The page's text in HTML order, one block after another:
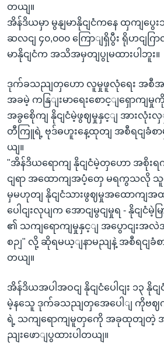
တယျ။
အိန်ဒိယမှာ မွနျမာနိုငျငံကနေ ထှကျပွေး
ဆလငျ ၄၀,၀၀၀ ကြောျရှိပွီး ရိုဟငျဂ
မာနိုငျငံက အသိအမှတျပွုမထားပါဘူး။
ဒုက်ခသညျတှဟော လူမှုဖူလုံရေး အစီအ
အခမဲ့ ကနြျးမာရေးစောင့ျရှောကျ
အခွစေိုကျ နိုငျငံမဲ့ဖွဈမှုနှင့ျ အားလုံးလှှ
တီကြူရဲ့ ဗုဒ်ဓဟူးနေ့ထုတျ အစီရငျခံစာ
ယျ။
"အိန်ဒိယရောကျ နိုငျငံမဲ့တှဟော အစိုးရ
ငျရာ အထောကျအပံ့တှေ မရကွသလို သူတို့
မှမဟုတျ နိုငျငံသားဖွဈမှုအထောကျအ
ပေါငျးလုပျက အောငျမွငျမှုရ - နိုငျငံမဲ့မ
၏ သကျရောကျမှုနှင့ျ အပွောငျးအလဲ
စဉျ" လို့ ဆိုရမယ့ျနာမညျနဲ့ အစီရငျခံစ
တယျ။
အိန်ဒိယအပါအဝငျ နိုငျငံပေါငျး ၁၃ နို
မဲ့နသေူ ဒုက်ခသညျတှအေပေါျ ကိုဗဈက
ရဲ့ သကျရောကျမူတှကေို အခုထုတျတဲ့ အ
ညျးဖောျပွထားပါတယျ။